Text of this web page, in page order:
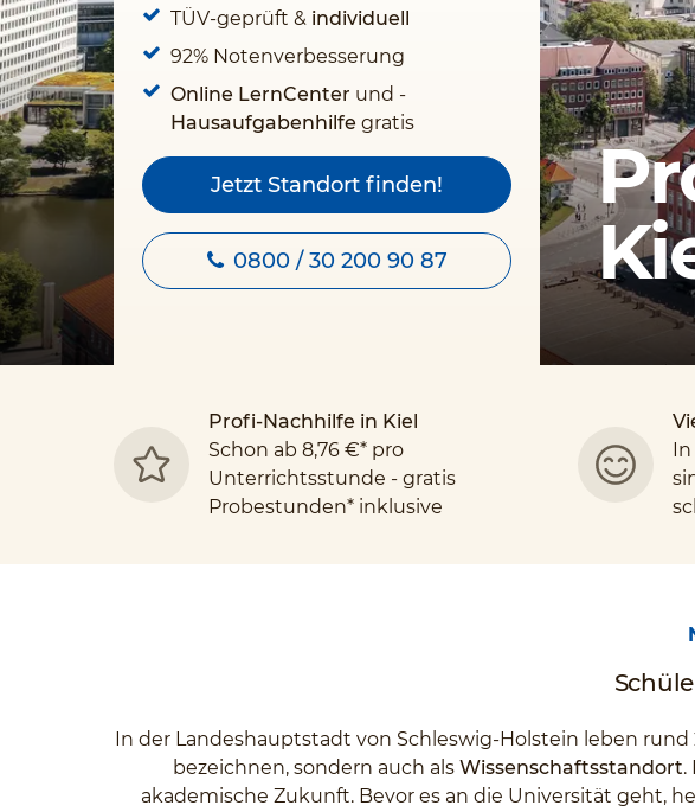
TÜV-geprüft & individuell
92% Notenverbesserung
Online LernCenter und -
Hausaufgabenhilfe gratis
Jetzt Standort finden!
0800 / 30 200 90 87
Profi-Nachhilfe in Kiel
Schon ab 8,76 €* pro
Unterrichtsstunde - gratis
Probestunden* inklusive
In der Landeshauptstadt von Schleswig-Holstein leben
bezeichnen, sondern auch als Wissenschaftsstandort.
akademische Zukunft. Bevor es an die Universität geht,